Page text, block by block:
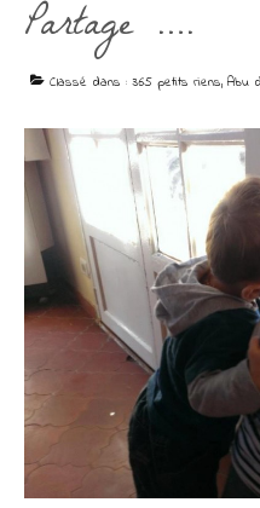
La Bastidane
La Boutique
Archives
Découvrir
Contact
Partage ….
Classé dans : 365 petits riens, Abu